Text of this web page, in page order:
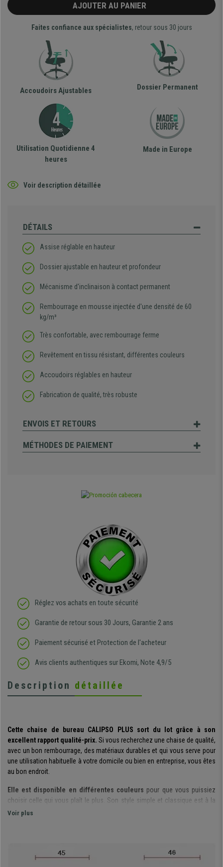
AJOUTER AU PANIER
Faites confiance aux spécialistes, retour sous 30 jours
Accoudoirs Ajustables Dossier Permanent
Utilisation Quotidienne 4
heures
Made in Europe
Voir description détaillée
DÉTAILS
Assise réglable en hauteur
Dossier ajustable en hauteur et profondeur
Mécanisme d'inclinaison à contact permanent
Rembourrage en mousse injectée d'une densité de 60
kg/m³
Très confortable, avec rembourrage ferme
Revêtement en tissu résistant, différentes couleurs
Accoudoirs réglables en hauteur
Fabrication de qualité, très robuste
ENVOIS ET RETOURS
MÉTHODES DE PAIEMENT
Réglez vos achats en toute sécurité
Garantie de retour sous 30 Jours, Garantie 2 ans
Paiement sécurisé et Protection de l'acheteur
Avis clients authentiques sur Ekomi, Note 4,9/5
Description détaillée
Cette chaise de bureau CALIPSO PLUS sort du lot grâce à son
excellent rapport qualité-prix. Si vous recherchez une chaise de qualité,
avec un bon rembourrage, des matériaux durables et qui vous serve pour
une utilisation habituelle à votre domicile ou bien en entreprise, vous êtes
au bon endroit.
Elle est disponible en différentes couleurs pour que vous puissiez
choisir celle qui vous plaît le plus. Son style simple et classique est à la
fois très fonctionnel, un modèle idéal et parfait pour le quotidien.
des dimensions très larges qui permettent de soutenir correctement le
dos. De plus, vous pouvez ajuster au millimètre près la hauteur et la
Voir plus